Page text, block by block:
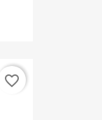
favorite_border